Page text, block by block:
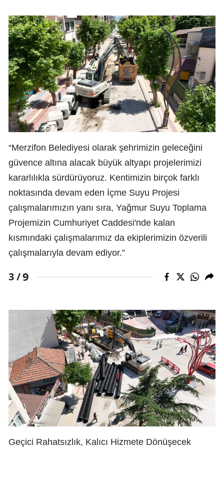
“Merzifon Belediyesi olarak şehrimizin geleceğini
güvence altına alacak büyük altyapı projelerimizi
kararlılıkla sürdürüyoruz. Kentimizin birçok farklı
noktasında devam eden İçme Suyu Projesi
çalışmalarımızın yanı sıra, Yağmur Suyu Toplama
Projemizin Cumhuriyet Caddesi'nde kalan
kısmındaki çalışmalarımız da ekiplerimizin özverili
çalışmalarıyla devam ediyor.”
3 /9
Geçici Rahatsızlık, Kalıcı Hizmete Dönüşecek